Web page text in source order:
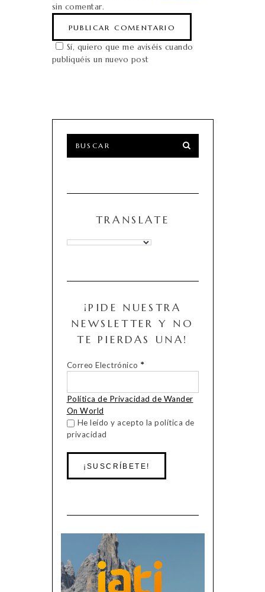
sin comentar.
Sí, quiero que me aviséis cuando
publiquéis un nuevo post
TRANSLATE
¡PIDE NUESTRA
NEWSLETTER Y NO
TE PIERDAS UNA!
Correo Electrónico *
Política de Privacidad de Wander
On World
He leído y acepto la política de
privacidad